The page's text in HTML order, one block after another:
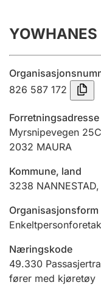
Årsregnskap
Innsending og
Tinglysing
Jeger
Ektepaktveileder
Offentlig sektor
826 587 172
Forretningsadresse
Myrsnipevegen 25C
2032 MAURA
Kommune, land
3238 NANNESTAD,
Organisasjonsform
Enkeltpersonforetak
Næringskode
49.330
fører med kjøretøy